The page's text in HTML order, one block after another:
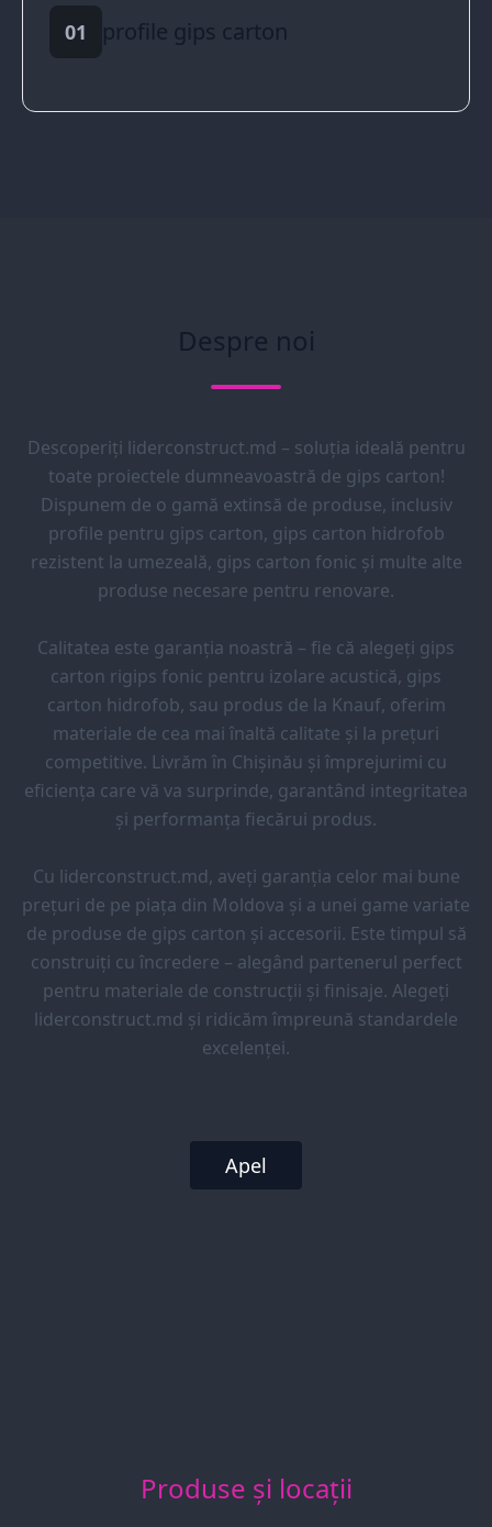
01 profile gips carton
Despre noi
Descoperiți liderconstruct.md – soluția ideală pentru
toate proiectele dumneavoastră de gips carton!
Dispunem de o gamă extinsă de produse, inclusiv
profile pentru gips carton, gips carton hidrofob
rezistent la umezeală, gips carton fonic și multe alte
produse necesare pentru renovare.
Calitatea este garanția noastră – fie că alegeți gips
carton rigips fonic pentru izolare acustică, gips
carton hidrofob, sau produs de la Knauf, oferim
materiale de cea mai înaltă calitate și la prețuri
competitive. Livrăm în Chișinău și împrejurimi cu
eficiența care vă va surprinde, garantând integritatea
și performanța fiecărui produs.
Cu liderconstruct.md, aveți garanția celor mai bune
prețuri de pe piața din Moldova și a unei game variate
de produse de gips carton și accesorii. Este timpul să
construiți cu încredere – alegând partenerul perfect
pentru materiale de construcții și finisaje. Alegeți
liderconstruct.md și ridicăm împreună standardele
excelenței.
Apel
Produse și locații